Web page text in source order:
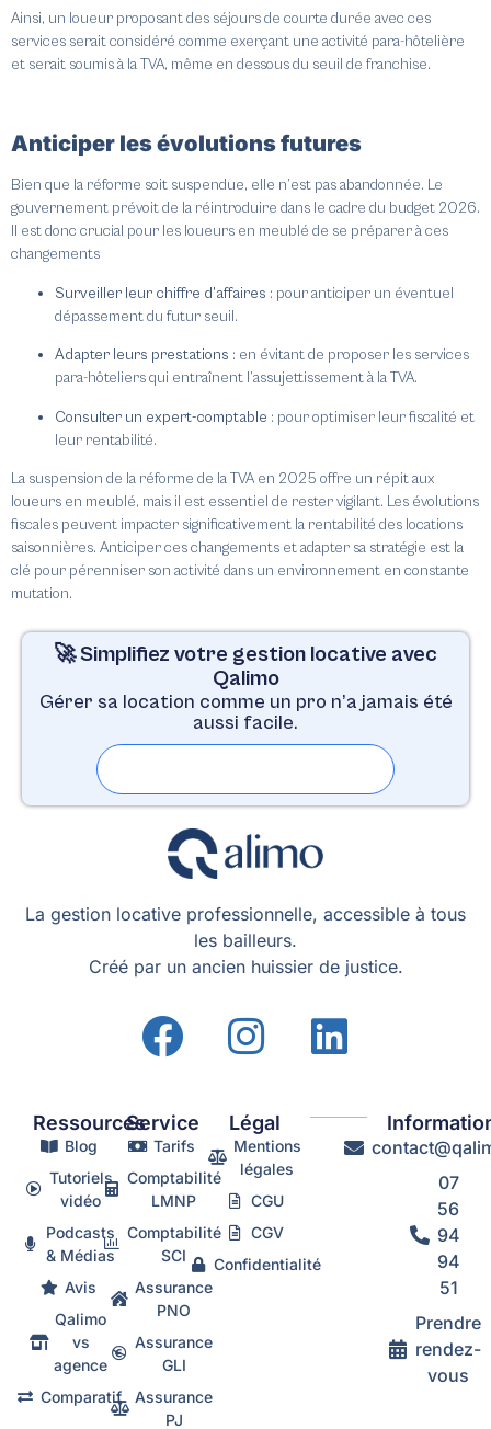
Ainsi, un loueur proposant des séjours de courte durée avec ces
services serait considéré comme exerçant une activité para-hôtelière
et serait soumis à la TVA, même en dessous du seuil de franchise.
Anticiper les évolutions futures
Bien que la réforme soit suspendue, elle n’est pas abandonnée. Le
gouvernement prévoit de la réintroduire dans le cadre du budget 2026.
Il est donc crucial pour les loueurs en meublé de se préparer à ces
changements
Surveiller leur chiffre d’affaires : pour anticiper un éventuel
dépassement du futur seuil.
Adapter leurs prestations : en évitant de proposer les services
para-hôteliers qui entraînent l’assujettissement à la TVA.
Consulter un expert-comptable : pour optimiser leur fiscalité et
leur rentabilité.
La suspension de la réforme de la TVA en 2025 offre un répit aux
loueurs en meublé, mais il est essentiel de rester vigilant. Les évolutions
fiscales peuvent impacter significativement la rentabilité des locations
saisonnières. Anticiper ces changements et adapter sa stratégie est la
clé pour pérenniser son activité dans un environnement en constante
mutation.
🚀 Simplifiez votre gestion locative avec
Qalimo
Gérer sa location comme un pro n’a jamais été
aussi facile.
La gestion locative professionnelle, accessible à tous
les bailleurs.
Créé par un ancien huissier de justice.
Ressources
Blog
Tutoriels
vidéo
Podcasts
& Médias
Avis
Qalimo
vs
agence
Comparatif
Service
Tarifs
Comptabilité
LMNP
Comptabilité
SCI
Assurance
PNO
Assurance
GLI
Assurance
PJ
Légal
Mentions
légales
CGU
CGV
Confidentialité
07
56
94
94
51
Prendre
rendez-
vous